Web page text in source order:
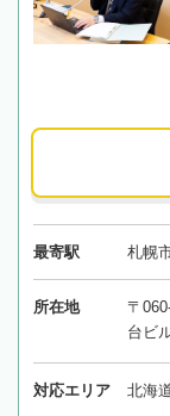
最寄駅 札幌
所在地
〒
台ビ
対応エリア 北海